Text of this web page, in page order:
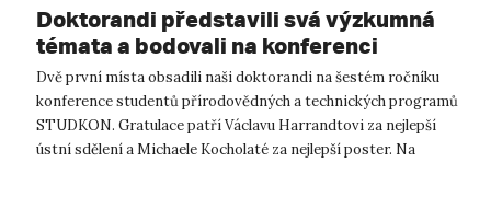
Doktorandi představili svá výzkumná
témata a bodovali na konferenci
StudKon
Dvě první místa obsadili naši doktorandi na šestém ročníku
konference studentů přírodovědných a technických programů
STUDKON. Gratulace patří Václavu Harrandtovi za nejlepší
ústní sdělení a Michaele Kocholaté za nejlepší poster. Na